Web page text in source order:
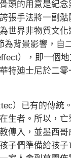
頭的用意是紀念
張手法將一副
世界非物質文
為背景影響，
），即一個
特廸士尼於二
）已有的傳統
生者。所以，
傳入，並墨西
子們準備給孩